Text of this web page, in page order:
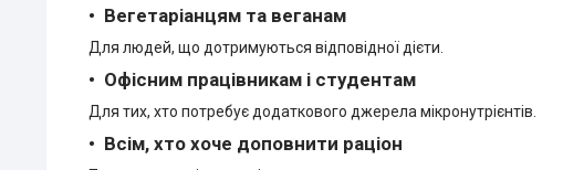
Вегетаріанцям та веганам
Для людей, що дотримуються відповідної дієти.
Офісним працівникам і студентам
Для тих, хто потребує додаткового джерела мікронутрієнтів.
Всім, хто хоче доповнити раціон